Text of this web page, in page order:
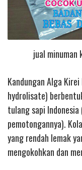
jual minuman
Kandungan Alga
hydrolisate)
tulang sapi
pemotongannya).
yang rendah lemak
mengokohkan dan